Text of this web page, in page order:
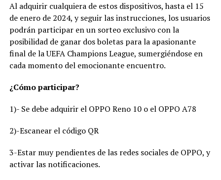
Al adquirir cualquiera de estos dispositivos, hasta el 15
de enero de 2024, y seguir las instrucciones, los usuarios
podrán participar en un sorteo exclusivo con la
posibilidad de ganar dos boletas para la apasionante
final de la UEFA Champions League, sumergiéndose en
cada momento del emocionante encuentro.
¿Cómo participar?
1)- Se debe adquirir el OPPO Reno 10 o el OPPO A78
2)-Escanear el código QR
3-Estar muy pendientes de las redes sociales de OPPO, y
activar las notificaciones.